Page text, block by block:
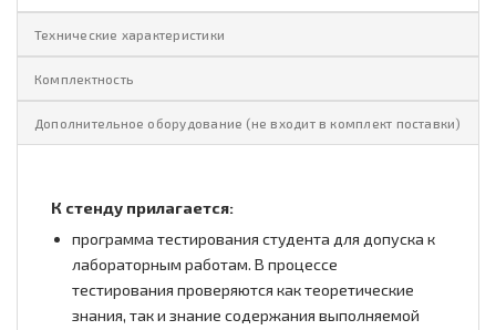
Технические характеристики
Комплектность
Дополнительное оборудование (не входит в комплект поставки)
К стенду прилагается:
программа тестирования студента для допуска к
лабораторным работам. В процессе
тестирования проверяются как теоретические
знания, так и знание содержания выполняемой